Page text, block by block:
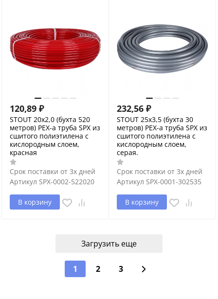
120,89 ₽
STOUT 20х2,0 (бухта 520
метров) PEX-a труба SPX из
сшитого полиэтилена с
кислородным слоем,
красная
Срок поставки от 3х дней
Артикул SPX-0002-522020
В корзину
232,56 ₽
STOUT 25х3,5 (бухта 30
метров) PEX-a труба SPX из
сшитого полиэтилена с
кислородным слоем,
серая.
Срок поставки от 3х дней
Артикул SPX-0001-302535
В корзину
Загрузить еще
1 2 3